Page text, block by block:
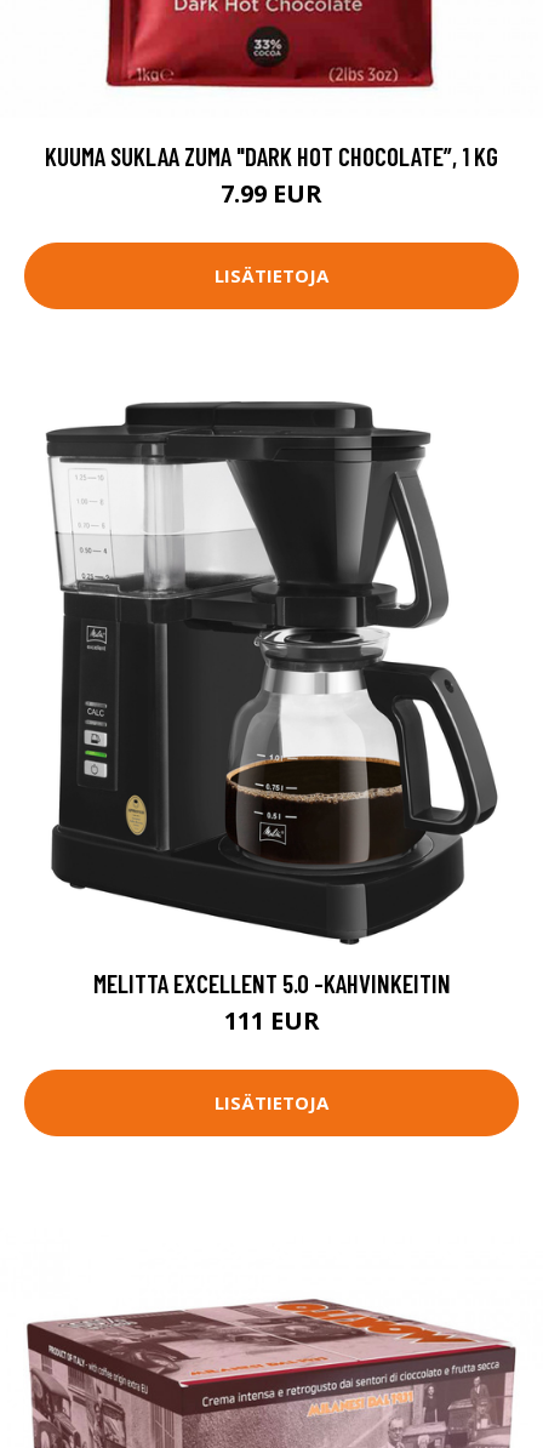
KUUMA SUKLAA ZUMA "DARK HOT CHOCOLATE”, 1 KG
7.99 EUR
LISÄTIETOJA
MELITTA EXCELLENT 5.0 -KAHVINKEITIN
111 EUR
LISÄTIETOJA